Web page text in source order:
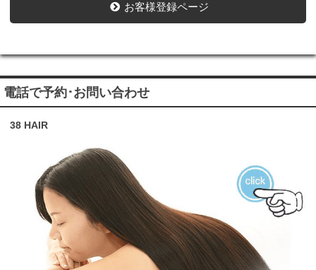
お客様登録ページ
電話で予約･お問い合わせ
38 HAIR